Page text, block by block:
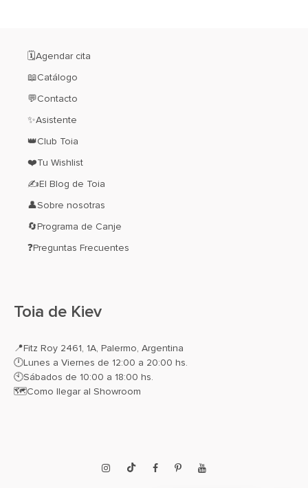
🗓️Agendar cita
📖Catálogo
💬Contacto
✨Asistente
👑Club Toia
❤️Tu Wishlist
✍El Blog de Toia
👤Sobre nosotras
🔄Programa de Canje
❓Preguntas Frecuentes
Toia de Kiev
📍Fitz Roy 2461, 1A, Palermo, Argentina
🕛Lunes a Viernes de 12:00 a 20:00 hs.
🕙Sábados de 10:00 a 18:00 hs.
🗺️Como llegar al Showroom
InstagramTikTokFacebook
PinterestYouTube